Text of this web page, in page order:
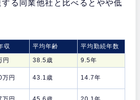
る同業他社と比べるとやや低
収 平均年齢
平均勤続年数
円 38.5歳
9.5年
万円 43.1歳 14.7年